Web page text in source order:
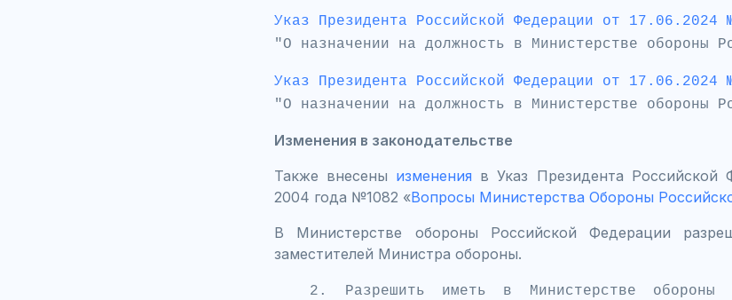
Указ Президента Российской Федерации от 17.06.2024
"О назначении на должность в Министерстве обороны
Указ Президента Российской Федерации от 17.06.2024
"О назначении на должность в Министерстве обороны
Изменения в законодательстве
Также внесены изменения в Указ Президента Российской
2004 года №1082 «Вопросы Министерства Обороны
В Министерстве обороны Российской Федерации
заместителей Министра обороны.
2. Разрешить иметь в Министерстве обороны